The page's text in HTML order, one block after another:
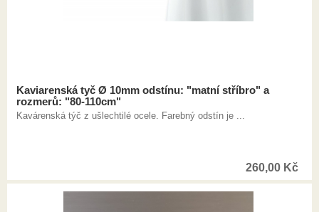
Kaviarenská tyč Ø 10mm odstínu: "matní stříbro" a
rozmerů: "80-110cm"
Kavárenská týč z ušlechtilé ocele. Farebný odstín je ...
260,00 Kč